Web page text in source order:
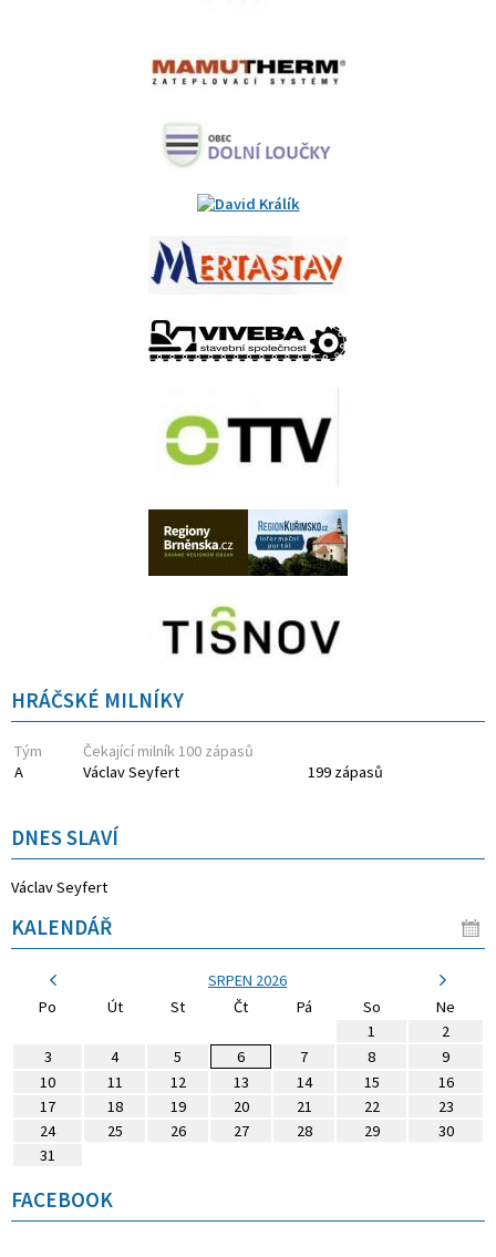
HRÁČSKÉ MILNÍKY
Tým
Čekající milník 100 zápasů
A
Václav Seyfert 199 zápasů
DNES SLAVÍ
Václav Seyfert
KALENDÁŘ
SRPEN 2026
Po
Út St Čt Pá So
Ne
1
2
3
4 5 6 7 8
9
10
11 12 13 14 15
16
17
18 19 20 21 22
23
24
25 26 27 28 29
30
31
FACEBOOK